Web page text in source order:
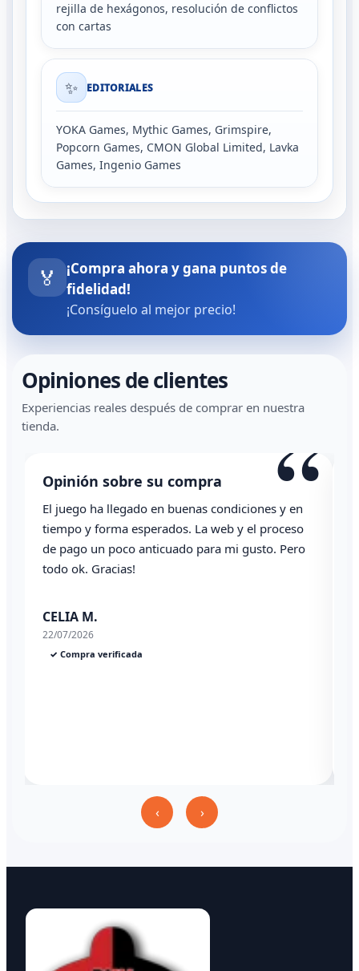
rejilla de hexágonos, resolución de conflictos
con cartas
✨ EDITORIALES
YOKA Games, Mythic Games, Grimspire,
Popcorn Games, CMON Global Limited, Lavka
Games, Ingenio Games
🏅
¡Compra ahora y gana puntos de
fidelidad!
¡Consíguelo al mejor precio!
Opiniones de clientes
Experiencias reales después de comprar en nuestra
tienda.
‹
“
Opinión sobre su compra
Todo correcto. Genial la atención vía whatsapp
Angel P.
03/07/2026
›